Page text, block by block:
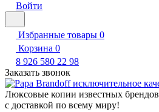
Войти
Избранные товары 0
Корзина 0
8 926 580 22 98
Заказать звонок
Люксовые копии известных брендов
с доставкой по всему миру!